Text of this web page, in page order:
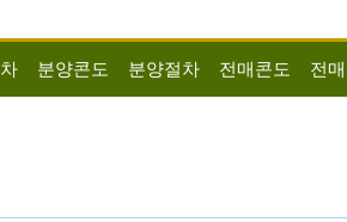
분양콘도 분양절차 전매콘도 전